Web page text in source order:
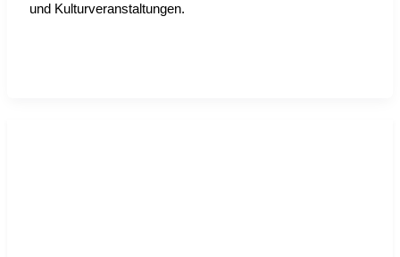
und Kul­tur­ver­an­stal­tun­gen.